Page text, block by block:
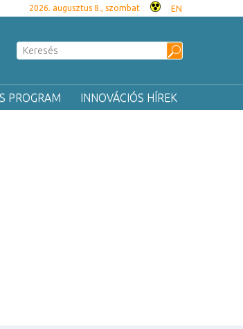
2026. augusztus 8., szombat EN
PROGRAM INNOVÁCIÓS HÍREK